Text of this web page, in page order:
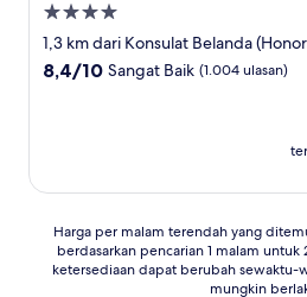
Properti
bintang
4.0
1,3 km dari Konsulat Belanda
8.4
ulasan)
8,4/10 Sangat Baik (1.004 ulasan)
Harga
malam
Harga per malam terendah yang
berdasarkan pencarian 1 malam
ketersediaan dapat berubah sewaktu-
mungkin